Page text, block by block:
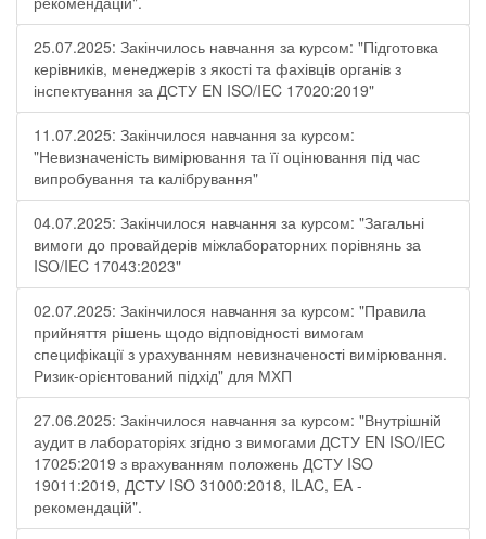
25.07.2025: Закінчилось навчання за курсом: "Підготовка
керівників, менеджерів з якості та фахівців органів з
інспектування за ДСТУ EN ISO/IEC 17020:2019"
11.07.2025: Закінчилося навчання за курсом:
"Невизначеність вимірювання та її оцінювання під час
випробування та калібрування"
04.07.2025: Закінчилося навчання за курсом: "Загальні
вимоги до провайдерів міжлабораторних порівнянь за
ISO/IEC 17043:2023"
02.07.2025: Закінчилося навчання за курсом: "Правила
прийняття рішень щодо відповідності вимогам
специфікації з урахуванням невизначеності вимірювання.
Ризик-орієнтований підхід" для МХП
27.06.2025: Закінчилося навчання за курсом: "Внутрішній
аудит в лабораторіях згідно з вимогами ДСТУ EN ISO/IEC
17025:2019 з врахуванням положень ДСТУ ISO
19011:2019, ДСТУ ISO 31000:2018, ILAC, EA -
рекомендацій".